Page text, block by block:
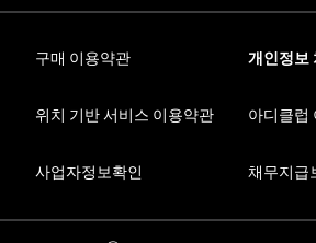
구매 이용약관 개인정보
위치 기반 서비스 이용약관 아디클럽
사업자정보확인 채무지급